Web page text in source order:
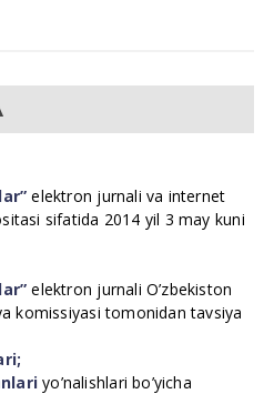
elektron jurnali va internet
sifatida 2014 yil 3 may kuni
elektron jurnali O’zbekiston
komissiyasi tomonidan tavsiya
yo’nalishlari bo’yicha